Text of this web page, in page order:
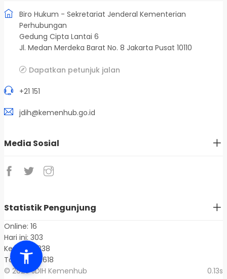
Biro Hukum - Sekretariat Jenderal Kementerian
Perhubungan
Gedung Cipta Lantai 6
Jl. Medan Merdeka Barat No. 8 Jakarta Pusat 10110
Dapatkan petunjuk jalan
+21 151
jdih@kemenhub.go.id
Media Sosial
Statistik Pengunjung
Online: 16
Hari ini: 303
Kemarin: 838
Total: 1.401.618
© 2026 JDIH Kemenhub
0.13s